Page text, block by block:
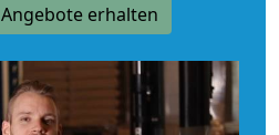
erhalten